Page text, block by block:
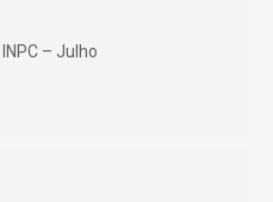
– Julho